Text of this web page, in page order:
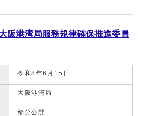
阪港湾局服務規律確保推進委員
令和8年6月15日
大阪港湾局
部分公開